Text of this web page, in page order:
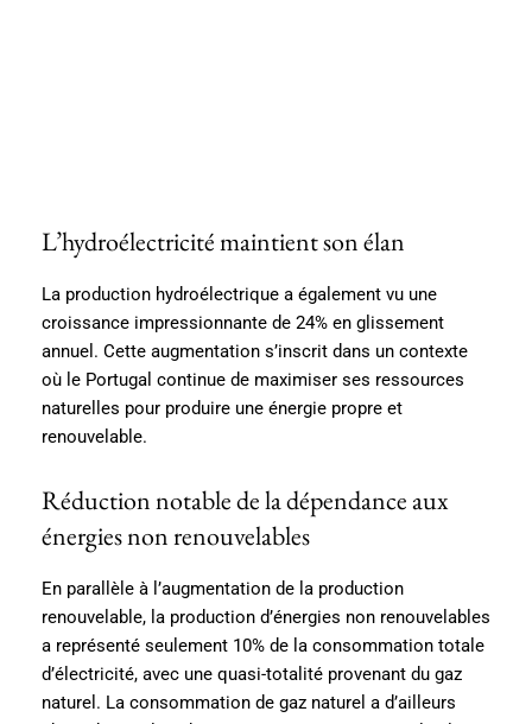
L’hydroélectricité maintient son élan
La production hydroélectrique a également vu une
croissance impressionnante de 24% en glissement
annuel. Cette augmentation s’inscrit dans un contexte
où le Portugal continue de maximiser ses ressources
naturelles pour produire une énergie propre et
renouvelable.
Réduction notable de la dépendance aux
énergies non renouvelables
En parallèle à l’augmentation de la production
renouvelable, la production d’énergies non renouvelables
a représenté seulement 10% de la consommation totale
d’électricité, avec une quasi-totalité provenant du gaz
naturel. La consommation de gaz naturel a d’ailleurs